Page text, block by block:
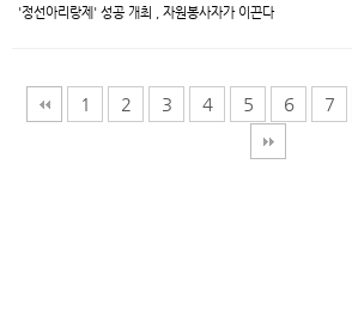
'정선아리랑제' 성공 개최 , 자원봉사자가 이끈다
1 2 3 4 5 6 7